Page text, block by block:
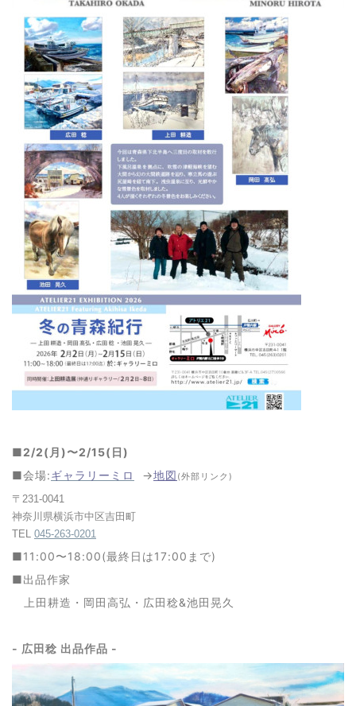
■2/2(月)〜2/15(日)
■会場:ギャラリー ミロ →地図 (外部リンク)
〒231-0041
神奈川県横浜市中区吉田町
TEL 045-263-0201
■11:00〜18:00(最終日は17:00まで)
■出品作家
上田耕造・岡田高弘・広田稔&池田晃久
- 広田稔 出品作品 -